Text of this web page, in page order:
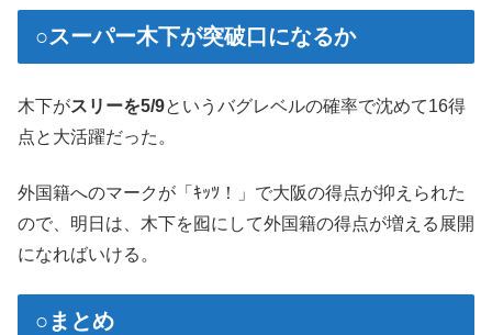
○スーパー木下が突破口になるか
木下がスリーを5/9というバグレベルの確率で沈めて16得
点と大活躍だった。
外国籍へのマークが「ｷｯﾂ！」で大阪の得点が抑えられた
ので、明日は、木下を囮にして外国籍の得点が増える展開
になればいける。
○まとめ